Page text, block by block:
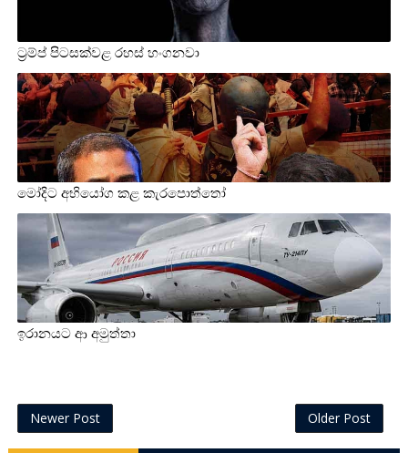
ට්‍රම්ප් පිටසක්වළ රහස් හංගනවා
මෝදිට අභියෝග කළ කැරපොත්තෝ
ඉරානයට ආ අමුත්තා
Newer Post Older Post